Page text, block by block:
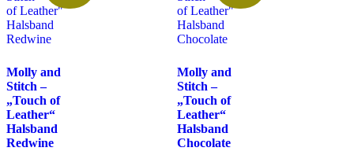
Molly and
Stitch –
„Touch of
Leather“
Halsband
Redwine
Molly and
Stitch –
„Touch of
Leather“
Halsband
Chocolate